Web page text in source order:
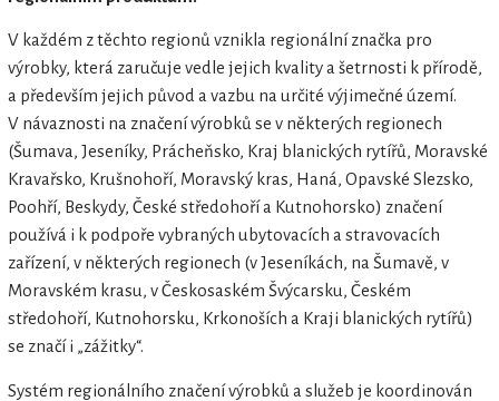
V každém z těchto regionů vznikla regionální značka pro
výrobky, která zaručuje vedle jejich kvality a šetrnosti k přírodě,
a především jejich původ a vazbu na určité výjimečné území.
V návaznosti na značení výrobků se v některých regionech
(Šumava, Jeseníky, Prácheňsko, Kraj blanických rytířů, Moravské
Kravařsko, Krušnohoří, Moravský kras, Haná, Opavské Slezsko,
Poohří, Beskydy, České středohoří a Kutnohorsko) značení
používá i k podpoře vybraných ubytovacích a stravovacích
zařízení, v některých regionech (v Jeseníkách, na Šumavě, v
Moravském krasu, v Českosaském Švýcarsku, Českém
středohoří, Kutnohorsku, Krkonoších a Kraji blanických rytířů)
se značí i „zážitky“.
Systém regionálního značení výrobků a služeb je koordinován